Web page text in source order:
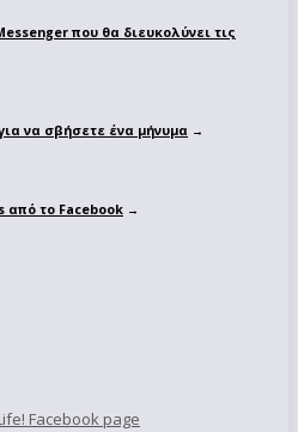
που θα διευκολύνει τις
να σβήσετε ένα μήνυμα →
από το Facebook →